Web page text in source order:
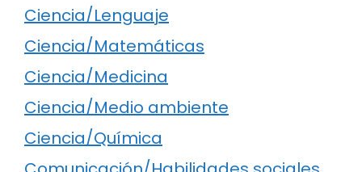
Ciencia/Lenguaje
Ciencia/Matemáticas
Ciencia/Medicina
Ciencia/Medio ambiente
Ciencia/Química